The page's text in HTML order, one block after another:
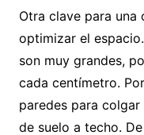
Otra clave para
optimizar el
son muy grandes,
cada centímetro.
paredes para
de suelo a techo.